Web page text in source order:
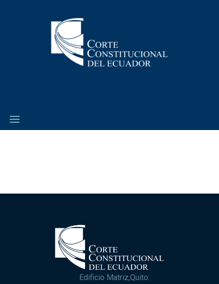
Edificio Matriz,Quito: